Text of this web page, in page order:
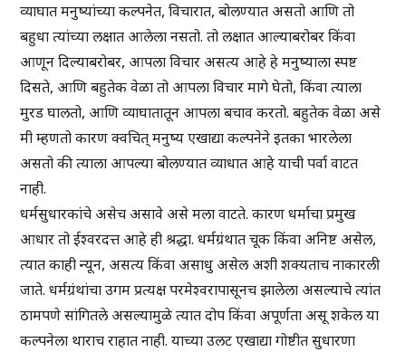
व्याघात मनुष्यांच्या कल्पनेत, विचारात, बोलण्यात असतो आणि तो
बहुधा त्यांच्या लक्षात आलेला नसतो. तो लक्षात आल्याबरोबर किंवा
आणून दिल्याबरोबर, आपला विचार असत्य आहे हे मनुष्याला स्पष्ट
दिसते, आणि बहुतेक वेळा तो आपला विचार मागे घेतो, किंवा त्याला
मुरड घालतो, आणि व्याघातातून आपला बचाव करतो. बहुतेक वेळा असे
मी म्हणतो कारण क्वचित् मनुष्य एखाद्या कल्पनेने इतका भारलेला
असतो की त्याला आपल्या बोलण्यात व्याधात आहे याची पर्वा वाटत
नाही.
धर्मसुधारकांचे असेच असावे असे मला वाटते. कारण धर्माचा प्रमुख
आधार तो ईश्वरदत्त आहे ही श्रद्धा. धर्मग्रंथात चूक किंवा अनिष्ट असेल,
त्यात काही न्यून, असत्य किंवा असाधु असेल अशी शक्यताच नाकारली
जाते. धर्मग्रंथांचा उगम प्रत्यक्ष परमेश्वरापासूनच झालेला असल्याचे त्यांत
ठामपणे सांगितले असल्यामुळे त्यात दोप किंवा अपूर्णता असू शकेल या
कल्पनेला थाराच राहात नाही. याच्या उलट एखाद्या गोष्टीत सुधारणा